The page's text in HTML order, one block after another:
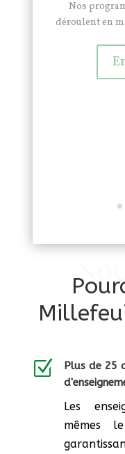
Nos cours de
des
Z
Plus de 25
Les
mêmes le